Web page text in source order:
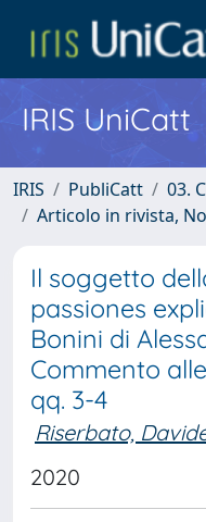
IRIS UniCatt
IRIS PubliCatt
03.
Articolo in rivista,
Il soggetto
passiones
Bonini di
Commento
qq. 3-4
Riserbato,
2020